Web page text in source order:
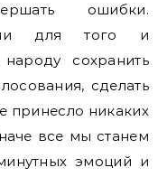
ошибки.
для того и
сохранить
сделать
принесло никаких
все мы станем
эмоций и